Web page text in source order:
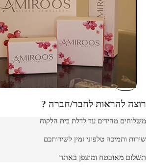
רוצה להראות לחבר/חברה ?
משלוחים מהירים עד לדלת בית הלקוח
שירות ותמיכה טלפוני זמין לשירותכם
תשלום מאובטח ומוצפן באתר